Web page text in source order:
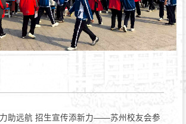
助远航 招生宣传添新力——苏州校友会参